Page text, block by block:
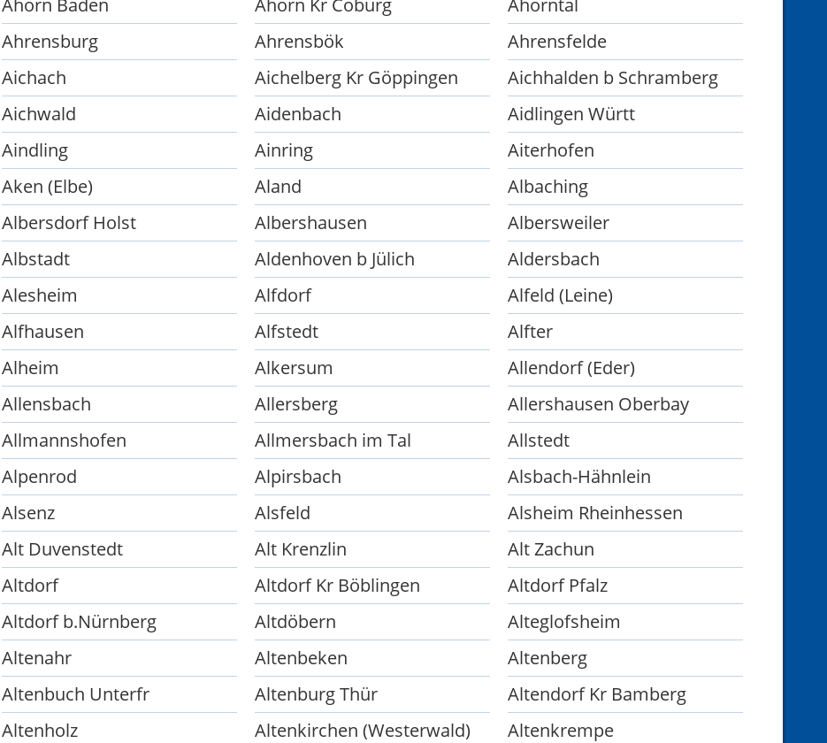
Ahorn Baden Ahorn Kr Coburg
Ahorntal
Ahrensburg Ahrensbök
Ahrensfelde
Aichach Aichelberg Kr Göppingen
Aichhalden b Schramberg
Aichwald Aidenbach
Aidlingen Württ
Aindling Ainring
Aiterhofen
Aken (Elbe) Aland
Albaching
Albersdorf Holst Albershausen
Albersweiler
Albstadt Aldenhoven b Jülich
Aldersbach
Alesheim Alfdorf
Alfeld (Leine)
Alfhausen Alfstedt
Alfter
Alheim Alkersum
Allendorf (Eder)
Allensbach Allersberg
Allershausen Oberbay
Allmannshofen Allmersbach im Tal
Allstedt
Alpenrod Alpirsbach
Alsbach-Hähnlein
Alsenz Alsfeld
Alsheim Rheinhessen
Alt Duvenstedt Alt Krenzlin
Alt Zachun
Altdorf Altdorf Kr Böblingen
Altdorf Pfalz
Altdorf b.Nürnberg Altdöbern
Alteglofsheim
Altenahr Altenbeken
Altenberg
Altenbuch Unterfr Altenburg Thür
Altendorf Kr Bamberg
Altenholz Altenkirchen (Westerwald)
Altenkrempe